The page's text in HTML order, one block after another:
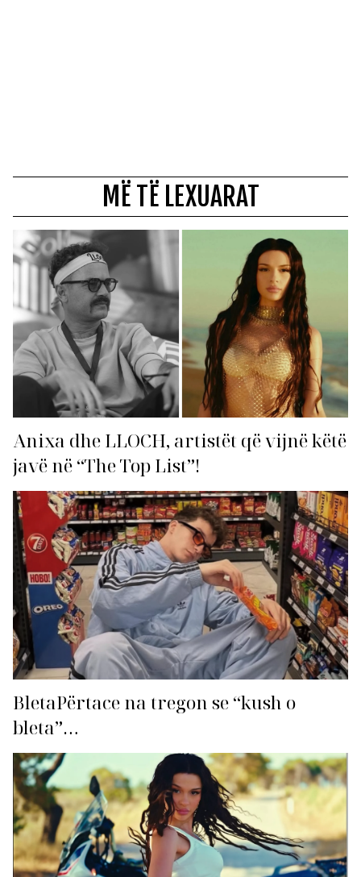
MË TË LEXUARAT
Anixa dhe LLOCH, artistët që vijnë këtë
javë në “The Top List”!
BletaPërtace na tregon se “kush o
bleta”…